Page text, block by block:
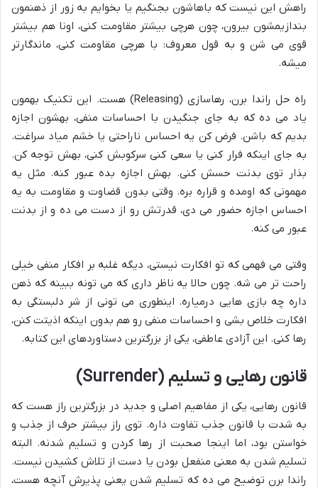
راهش این نیست که باهاشون بجنگیم یا بخوایم به زور از ذهنمون
بندازیمشون بیرون، چون هرچی بیشتر مقاومت کنی، اونا هم بیشتر
قوی می شن و به قول معروف: با هرچی مقاومت کنی، ماندگارتر
میشه.
راه حل راندا برن، رهاسازی (Releasing) هست. این تکنیک بهمون
یاد می ده که به جای جنگیدن با احساسات منفی، بهشون اجازه
بدیم که باشن. فرض کن یه احساس ناراحتی یا خشم میاد سراغت.
به جای اینکه فرار کنی یا سعی کنی سرکوبش کنی، بهش توجه کن.
بذار توی بدنت حسش کنی. بهش اجازه بده عبور کنه. مثل یه
مهمونی که اومده و قراره بره. وقتی بدون قضاوت و مقاومت به یه
احساس اجازه حضور می دی، قدرتش رو از دست می ده و از بدنت
عبور می کنه.
وقتی می فهمی که تو افکارت نیستی، دیگه غلبه بر افکار منفی خیلی
راحت تر می شه. چون حالا یه ناظر داری که می تونه ببینه که ذهن
داره چه بازی هایی درمیاره. اینطوری می تونی از شر دلبستگی به
افکارت خلاص بشی و احساسات منفی رو هم بدون اینکه اذیتت کنن،
رها کنی. این آزادی عاطفی، یکی از بزرگترین دستاوردهای این کتابه.
قانون رهایی و تسلیم (Surrender)
قانون رهایی، یکی از مفاهیم اصلی و جدید در بزرگترین راز هست که
به شدت با قانون جذب تفاوت داره. توی راز بیشتر حرف از جذب و
خواستن بود، اما اینجا صحبت از رها کردن و تسلیمشدنه. البته
تسلیم شدن به معنی منفعل بودن یا دست از تلاش کشیدن نیست.
راندا برن توضیح می ده که تسلیم شدن یعنی پذیرش آنچه هست،